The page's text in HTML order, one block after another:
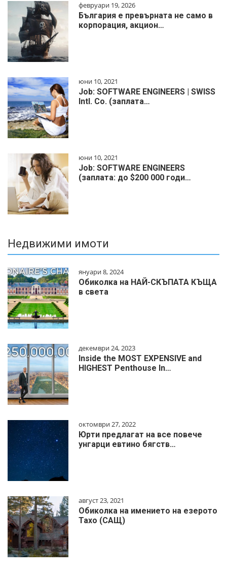
февруари 19, 2026
България е превърната не само в
корпорация, акцион…
юни 10, 2021
Job: SOFTWARE ENGINEERS | SWISS
Intl. Co. (заплата…
юни 10, 2021
Job: SOFTWARE ENGINEERS
(заплата: до $200 000 годи…
Недвижими имоти
януари 8, 2024
Обиколка на НАЙ-СКЪПАТА КЪЩА
в света
декември 24, 2023
Inside the MOST EXPENSIVE and
HIGHEST Penthouse In…
октомври 27, 2022
Юрти предлагат на все повече
унгарци евтино бягств…
август 23, 2021
Обиколка на имението на езерото
Тахо (САЩ)